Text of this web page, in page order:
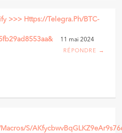
>>> Https://telegra.ph/BTC-
11 mai 2024
RÉPONDRE →
s/